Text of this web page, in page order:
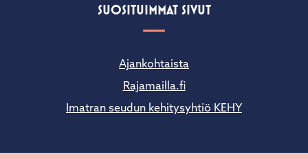
SUOSITUIMMAT SIVUT
Ajankohtaista
Rajamailla.fi
Imatran seudun kehitysyhtiö KEHY